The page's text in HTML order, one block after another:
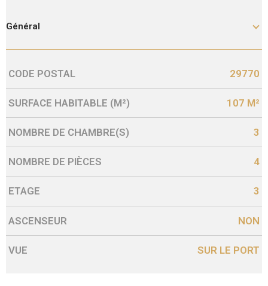
Général
Caractérisque Valeurs
CODE POSTAL 29770
SURFACE HABITABLE (M²) 107 M²
NOMBRE DE CHAMBRE(S) 3
NOMBRE DE PIÈCES 4
ETAGE 3
ASCENSEUR NON
VUE SUR LE PORT